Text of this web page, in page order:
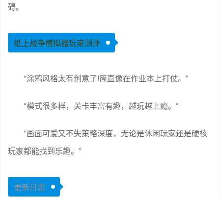
碍。
纸上战争模拟器玩家测评
“涂鸦风格太有创意了!简直像在作业本上打仗。”
“模式很多样，关卡丰富有趣，越玩越上瘾。”
“画面可爱又不失策略深度，无论是休闲玩家还是硬核
玩家都能找到乐趣。”
更新日志